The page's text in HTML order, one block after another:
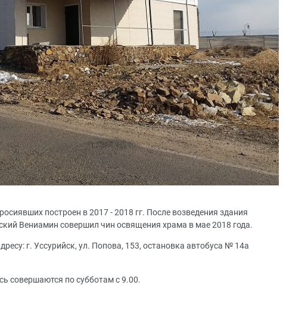
построен в 2017 - 2018 гг. После возведения здания
Вениамин совершил чин освящения храма в мае 2018 года.
г. Уссурийск, ул. Попова, 153, остановка автобуса № 14а
совершаются по субботам с 9.00.